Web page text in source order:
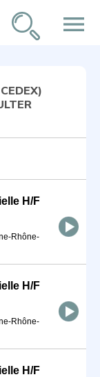
menu
H/F
Rhône-
H/F
Rhône-
H/F